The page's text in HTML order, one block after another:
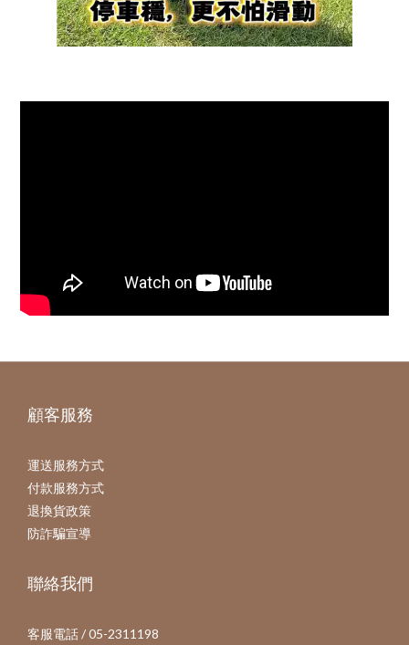
顧客服務
運送服務方式
付款服務方式
退換貨政策
防詐騙宣導
聯絡我們
客服電話 / 05-2311198